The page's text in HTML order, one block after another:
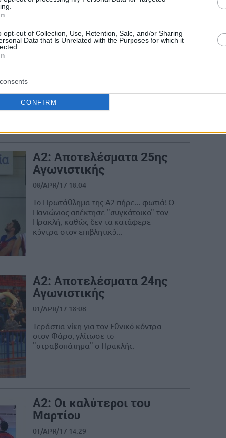
opt-out of Collection, Use, Retention, Sale, and/or Sharing
Data that Is Unrelated with the Purposes for which it
CONFIRM
Α2: Αποτελέσματα 26ης
Αγωνιστικής
προβάδισμα για τα play out.
Α2: Αποτελέσματα 25ης
Αγωνιστικής
08/APR/17 18:04
Το Πρωτάθλημα της Α2 πήρε... φωτιά! Ο
Πανιώνιος απέκτησε "συγκάτοικο" τον
Ηρακλή, καθώς δεν τα κατάφερε
κόντρα στον επιβλητικό...
Α2: Αποτελέσματα 24ης
Αγωνιστικής
01/APR/17 18:08
Τεράστια νίκη για τον Εθνικό κόντρα
στον Φάρο, γλίτωσε το
"στραβοπάτημα" ο Ηρακλής.
Α2: Οι καλύτεροι του
Μαρτίου
01/APR/17 14:29